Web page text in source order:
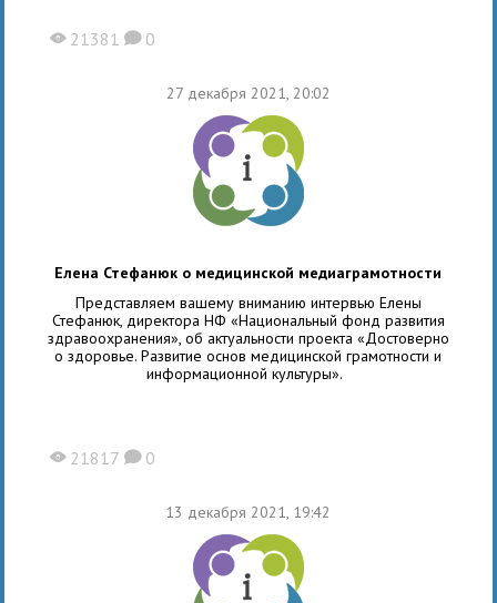
X 21381 K 0
27 декабря 2021, 20:02
Елена Стефанюк о медицинской медиаграмотности
Представляем вашему вниманию интервью Елены
Стефанюк, директора НФ «Национальный фонд развития
здравоохранения», об актуальности проекта «Достоверно
о здоровье. Развитие основ медицинской грамотности и
информационной культуры».
X 21817 K 0
13 декабря 2021, 19:42